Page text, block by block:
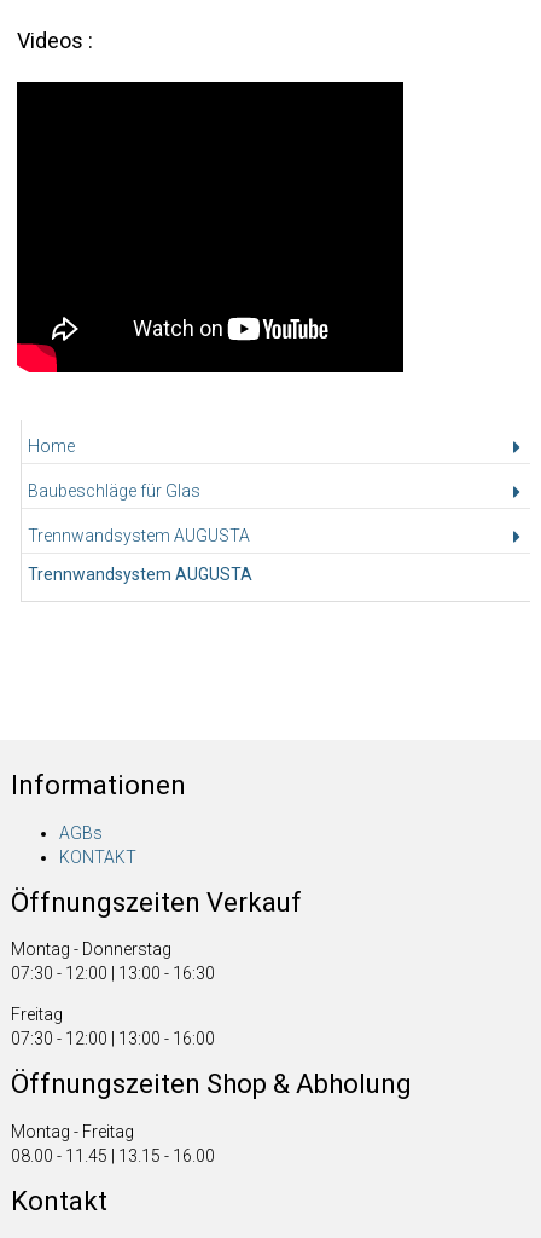
Home
Baubeschläge für Glas
Trennwandsystem AUGUSTA
Trennwandsystem AUGUSTA
Videos :
Informationen
AGBs
KONTAKT
Öffnungszeiten Verkauf
Montag - Donnerstag
07:30 - 12:00 | 13:00 - 16:30
Freitag
07:30 - 12:00 | 13:00 - 16:00
Öffnungszeiten Shop & Abholung
Montag - Freitag
08.00 - 11.45 | 13.15 - 16.00
Kontakt